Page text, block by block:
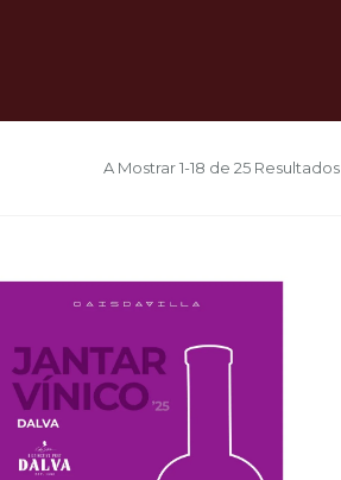
A Mostrar 1-18 de 25 Resultados